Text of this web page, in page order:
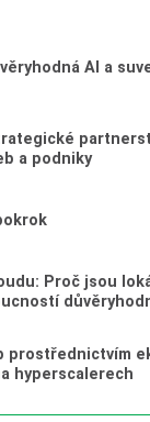
AI a
a podniky
Proč jsou
prostřednictvím
hyperscalerech